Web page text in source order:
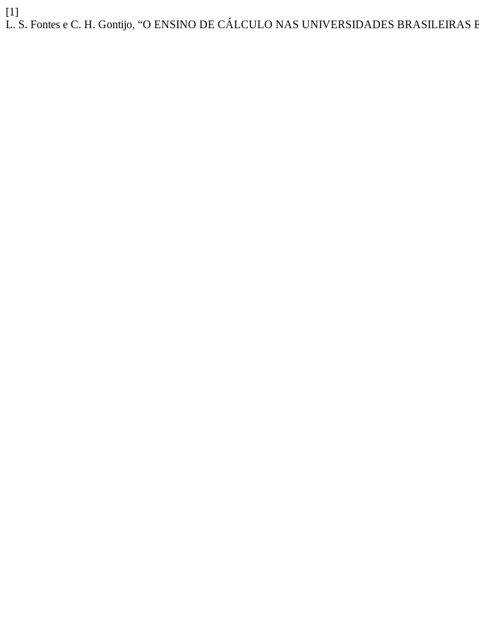
[1]
L. S. Fontes e C. H. Gontijo, “O ENSINO DE CÁLCULO NAS UNIVERSIDADES